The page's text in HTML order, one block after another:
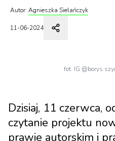
Autor: Agnieszka Sielańczyk
11-06-2024
fot. IG
Dzisiaj, 11 czerwca,
czytanie projektu
prawie autorskim i